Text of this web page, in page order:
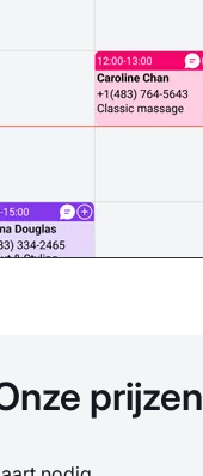
prijzen